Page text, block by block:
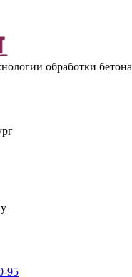
обработки бетона
95